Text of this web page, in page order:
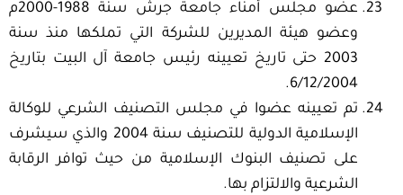
عضو مجلس أمناء جامعة جرش سنة 1988-2000م
وعضو هيئة المديرين للشركة التي تملكها منذ سنة
2003 حتى تاريخ تعيينه رئيس جامعة آل البيت بتاريخ
6/12/2004.
تم تعيينه عضوا في مجلس التصنيف الشرعي للوكالة
الإسلامية الدولية للتصنيف سنة 2004 والذي سيشرف
على تصنيف البنوك الإسلامية من حيث توافر الرقابة
الشرعية والالتزام بها.